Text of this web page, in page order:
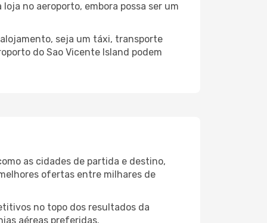
no aeroporto, embora possa ser um
seja um táxi, transporte
do Sao Vicente Island podem
as cidades de partida e destino,
ofertas entre milhares de
no topo dos resultados da
aéreas preferidas.